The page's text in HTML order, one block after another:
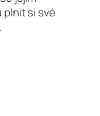
plnit si své